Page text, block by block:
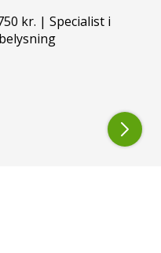
kr. | Specialist i